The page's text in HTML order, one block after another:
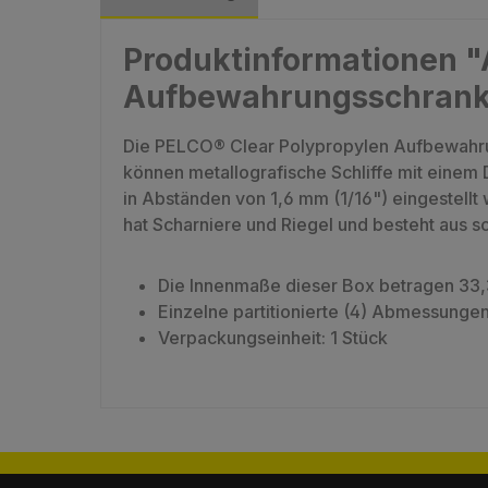
Produktinformationen
Aufbewahrungsschrank
Die PELCO® Clear Polypropylen
können metallografische Schliffe mit
in Abständen von 1,6 mm (1/16")
hat Scharniere und Riegel und besteht aus
Die Innenmaße dieser Box betragen
Einzelne partitionierte (4)
Verpackungseinheit: 1 Stück